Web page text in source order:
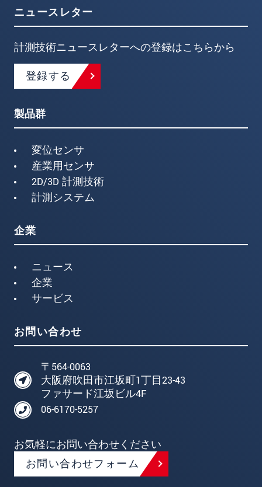
ニュースレター
計測技術ニュースレターへの登録はこちらから
登録する
製品群
変位センサ
産業用センサ
2D/3D 計測技術
計測システム
企業
ニュース
企業
サービス
お問い合わせ
〒564-0063
大阪府吹田市江坂町1丁目23-43
ファサード江坂ビル4F
06-6170-5257
お気軽にお問い合わせください
お問い合わせフォーム